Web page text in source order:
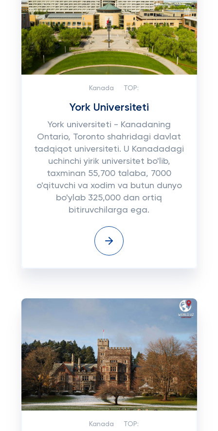
Kanada TOP:
York Universiteti
York universiteti - Kanadaning
Ontario, Toronto shahridagi davlat
tadqiqot universiteti. U Kanadadagi
uchinchi yirik universitet bo'lib,
taxminan 55,700 talaba, 7000
o'qituvchi va xodim va butun dunyo
bo'ylab 325,000 dan ortiq
bitiruvchilarga ega.
Kanada TOP: